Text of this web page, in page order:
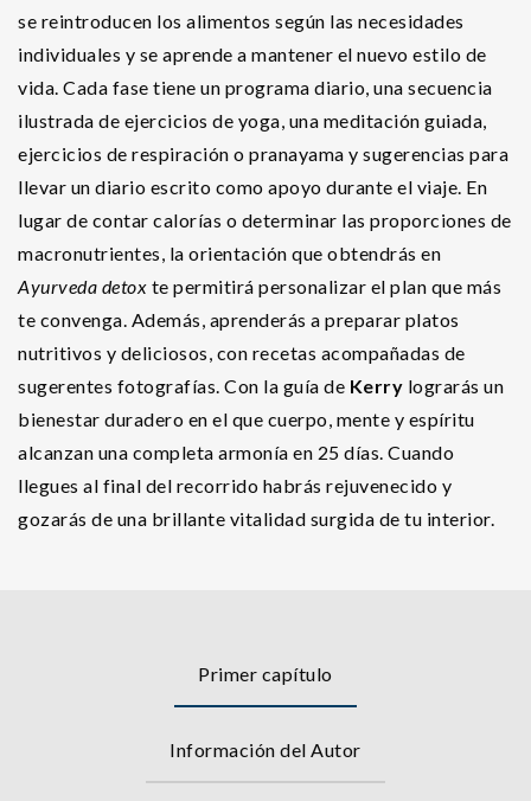
se reintroducen los alimentos según las necesidades
individuales y se aprende a mantener el nuevo estilo de
vida. Cada fase tiene un programa diario, una secuencia
ilustrada de ejercicios de yoga, una meditación guiada,
ejercicios de respiración o pranayama y sugerencias para
llevar un diario escrito como apoyo durante el viaje. En
lugar de contar calorías o determinar las proporciones de
macronutrientes, la orientación que obtendrás en
Ayurveda detox te permitirá personalizar el plan que más
te convenga. Además, aprenderás a preparar platos
nutritivos y deliciosos, con recetas acompañadas de
sugerentes fotografías. Con la guía de Kerry lograrás un
bienestar duradero en el que cuerpo, mente y espíritu
alcanzan una completa armonía en 25 días. Cuando
llegues al final del recorrido habrás rejuvenecido y
gozarás de una brillante vitalidad surgida de tu interior.
Primer capítulo
Información del Autor